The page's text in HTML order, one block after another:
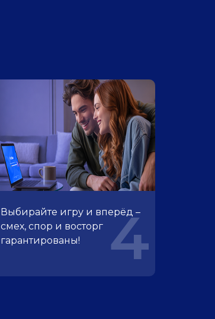
Выбирайте игру и вперёд –
смех, спор и восторг
гарантированы!
4